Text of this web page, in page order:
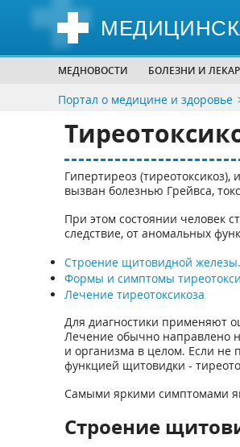
МЕДНОВОСТИ БОЛЕЗНИ И
Портал о медицине и здоровье
Гипертиреоз
вызван болезнью Грейвса,
При этом состоянии человек
следствие, от аномальных
Строение щитовидной
Формы и симптомы
Лечение тиреотоксикоза
Для диагностики применяют
Лечение обычно направлено
и организма в целом. Если
функцией щитовидки -
Самыми яркими симптомами
Строение